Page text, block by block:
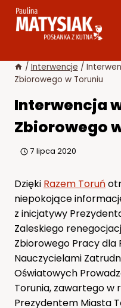
Przejdź
/ Interwencje /
Zbiorowego w Toruniu
Interwencja
Zbiorowego
7 lipca 2020
Dzięki Razem Toruń
niepokojące
z inicjatywy
Zaleskiego
Zbiorowego Pracy dla
Nauczycielami
Oświatowych
Torunia, zawartego w
Prezydentem Miasta